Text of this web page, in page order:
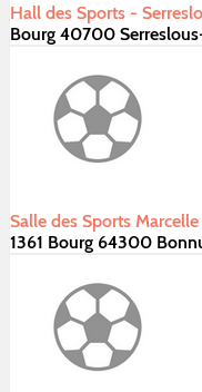
Hall des Sports -
Bourg 40700
Salle des Sports
1361 Bourg 64300